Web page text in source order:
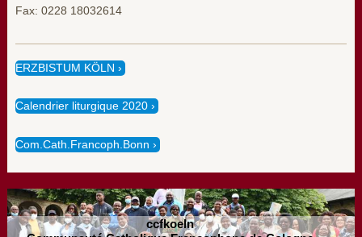
Fax: 0228 18032614
ERZBISTUM KÖLN
Calendrier liturgique 2020
Com.Cath.Francoph.Bonn
ccfkoeln